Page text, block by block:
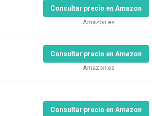
Consultar precio en Amazon
Amazon.es
Consultar precio en Amazon
Amazon.es
Consultar precio en Amazon